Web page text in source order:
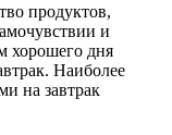
продуктов,
и
хорошего дня
Наиболее
на завтрак